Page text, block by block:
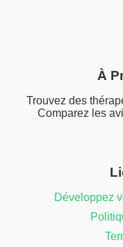
À
Trouvez des
Comparez les
Développez